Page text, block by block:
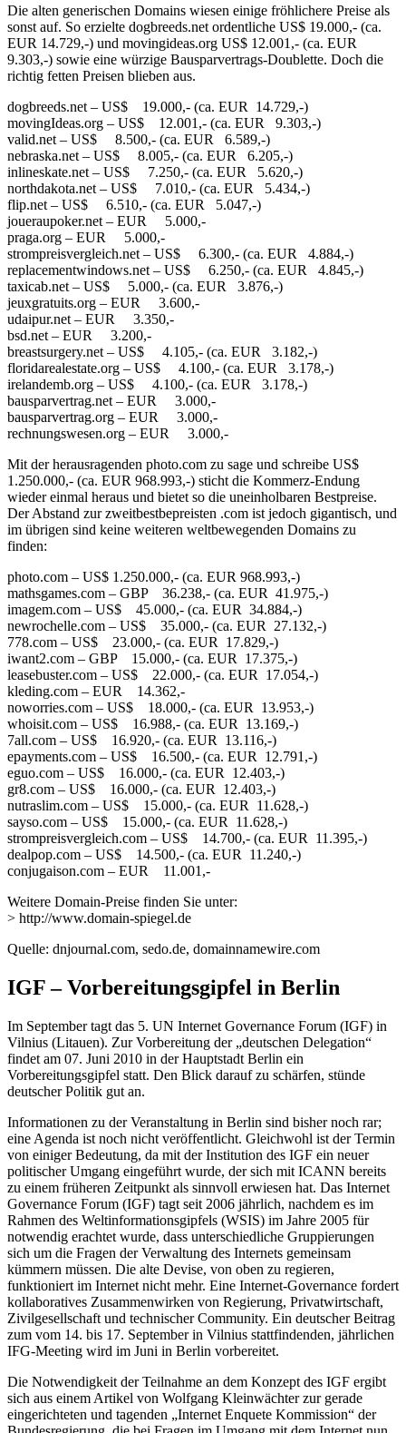
Die alten generischen Domains wiesen einige fröhlichere Preise als
sonst auf. So erzielte dogbreeds.net ordentliche US$ 19.000,- (ca.
EUR 14.729,-) und movingideas.org US$ 12.001,- (ca. EUR
9.303,-) sowie eine würzige Bausparvertrags-Doublette. Doch die
richtig fetten Preisen blieben aus.
dogbreeds.net – US$ 19.000,- (ca. EUR 14.729,-)
movingIdeas.org – US$ 12.001,- (ca. EUR 9.303,-)
valid.net – US$ 8.500,- (ca. EUR 6.589,-)
nebraska.net – US$ 8.005,- (ca. EUR 6.205,-)
inlineskate.net – US$ 7.250,- (ca. EUR 5.620,-)
northdakota.net – US$ 7.010,- (ca. EUR 5.434,-)
flip.net – US$ 6.510,- (ca. EUR 5.047,-)
joueraupoker.net – EUR 5.000,-
praga.org – EUR 5.000,-
strompreisvergleich.net – US$ 6.300,- (ca. EUR 4.884,-)
replacementwindows.net – US$ 6.250,- (ca. EUR 4.845,-)
taxicab.net – US$ 5.000,- (ca. EUR 3.876,-)
jeuxgratuits.org – EUR 3.600,-
udaipur.net – EUR 3.350,-
bsd.net – EUR 3.200,-
breastsurgery.net – US$ 4.105,- (ca. EUR 3.182,-)
floridarealestate.org – US$ 4.100,- (ca. EUR 3.178,-)
irelandemb.org – US$ 4.100,- (ca. EUR 3.178,-)
bausparvertrag.net – EUR 3.000,-
bausparvertrag.org – EUR 3.000,-
rechnungswesen.org – EUR 3.000,-
Mit der herausragenden photo.com zu sage und schreibe US$
1.250.000,- (ca. EUR 968.993,-) sticht die Kommerz-Endung
wieder einmal heraus und bietet so die uneinholbaren Bestpreise.
Der Abstand zur zweitbestbepreisten .com ist jedoch gigantisch, und
im übrigen sind keine weiteren weltbewegenden Domains zu
finden:
photo.com – US$ 1.250.000,- (ca. EUR 968.993,-)
mathsgames.com – GBP 36.238,- (ca. EUR 41.975,-)
imagem.com – US$ 45.000,- (ca. EUR 34.884,-)
newrochelle.com – US$ 35.000,- (ca. EUR 27.132,-)
778.com – US$ 23.000,- (ca. EUR 17.829,-)
iwant2.com – GBP 15.000,- (ca. EUR 17.375,-)
leasebuster.com – US$ 22.000,- (ca. EUR 17.054,-)
kleding.com – EUR 14.362,-
noworries.com – US$ 18.000,- (ca. EUR 13.953,-)
whoisit.com – US$ 16.988,- (ca. EUR 13.169,-)
7all.com – US$ 16.920,- (ca. EUR 13.116,-)
epayments.com – US$ 16.500,- (ca. EUR 12.791,-)
eguo.com – US$ 16.000,- (ca. EUR 12.403,-)
gr8.com – US$ 16.000,- (ca. EUR 12.403,-)
nutraslim.com – US$ 15.000,- (ca. EUR 11.628,-)
sayso.com – US$ 15.000,- (ca. EUR 11.628,-)
strompreisvergleich.com – US$ 14.700,- (ca. EUR 11.395,-)
dealpop.com – US$ 14.500,- (ca. EUR 11.240,-)
conjugaison.com – EUR 11.001,-
Weitere Domain-Preise finden Sie unter:
> http://www.domain-spiegel.de
Quelle: dnjournal.com, sedo.de, domainnamewire.com
IGF – Vorbereitungsgipfel in Berlin
Im September tagt das 5. UN Internet Governance Forum (IGF) in
Vilnius (Litauen). Zur Vorbereitung der „deutschen Delegation“
findet am 07. Juni 2010 in der Hauptstadt Berlin ein
Vorbereitungsgipfel statt. Den Blick darauf zu schärfen, stünde
deutscher Politik gut an.
Informationen zu der Veranstaltung in Berlin sind bisher noch rar;
eine Agenda ist noch nicht veröffentlicht. Gleichwohl ist der Termin
von einiger Bedeutung, da mit der Institution des IGF ein neuer
politischer Umgang eingeführt wurde, der sich mit ICANN bereits
zu einem früheren Zeitpunkt als sinnvoll erwiesen hat. Das Internet
Governance Forum (IGF) tagt seit 2006 jährlich, nachdem es im
Rahmen des Weltinformationsgipfels (WSIS) im Jahre 2005 für
notwendig erachtet wurde, dass unterschiedliche Gruppierungen
sich um die Fragen der Verwaltung des Internets gemeinsam
kümmern müssen. Die alte Devise, von oben zu regieren,
funktioniert im Internet nicht mehr. Eine Internet-Governance fordert
kollaboratives Zusammenwirken von Regierung, Privatwirtschaft,
Zivilgesellschaft und technischer Community. Ein deutscher Beitrag
zum vom 14. bis 17. September in Vilnius stattfindenden, jährlichen
IFG-Meeting wird im Juni in Berlin vorbereitet.
Die Notwendigkeit der Teilnahme an dem Konzept des IGF ergibt
sich aus einem Artikel von Wolfgang Kleinwächter zur gerade
eingerichteten und tagenden „Internet Enquete Kommission“ der